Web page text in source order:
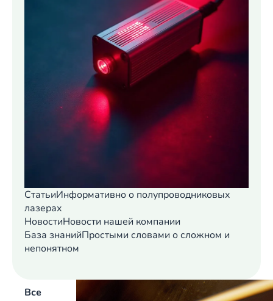
СтатьиИнформативно о полупроводниковых
лазерах
НовостиНовости нашей компании
База знанийПростыми словами о сложном и
непонятном
Все